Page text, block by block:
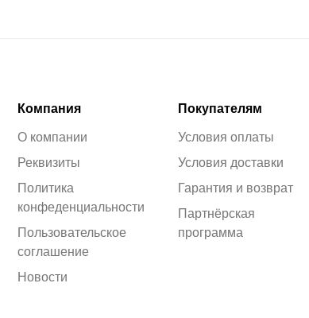
Компания
О компании
Реквизиты
Политика
конфеденциальности
Пользовательское
соглашение
Новости
Покупателям
Условия оплаты
Условия доставки
Гарантия и возврат
Партнёрская
программа